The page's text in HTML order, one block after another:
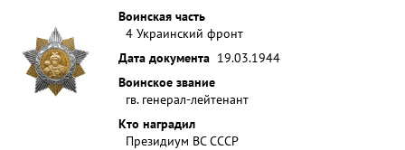
Воинская часть
4 Украинский фронт
Дата документа 19.03.1944
Воинское звание
гв. генерал-лейтенант
Кто наградил
Президиум ВС СССР